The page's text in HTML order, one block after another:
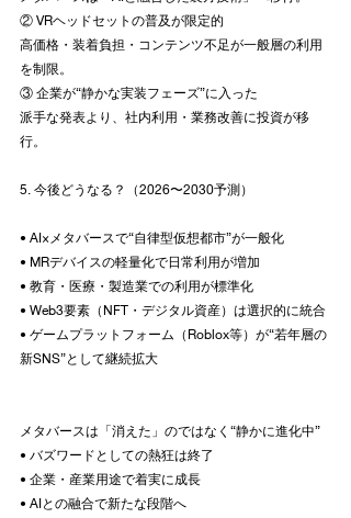
② VRヘッドセットの普及が限定的
高価格・装着負担・コンテンツ不足が一般層の利用
を制限。
③ 企業が“静かな実装フェーズ”に入った
派手な発表より、社内利用・業務改善に投資が移
行。
5. 今後どうなる？（2026〜2030予測）
• AI×メタバースで“自律型仮想都市”が一般化
• MRデバイスの軽量化で日常利用が増加
• 教育・医療・製造業での利用が標準化
• Web3要素（NFT・デジタル資産）は選択的に統合
• ゲームプラットフォーム（Roblox等）が“若年層の
新SNS”として継続拡大
メタバースは「消えた」のではなく“静かに進化中”
• バズワードとしての熱狂は終了
• 企業・産業用途で着実に成長
• AIとの融合で新たな段階へ